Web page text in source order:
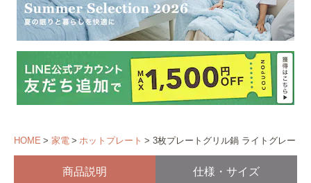
HOME 家電 ホットプレート 3枚プレートグリル鍋 ライトグレー
商品説明 仕様・サイズ